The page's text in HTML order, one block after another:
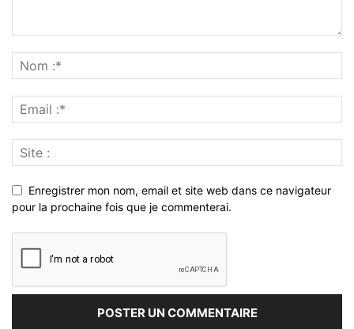
Enregistrer mon nom, email et site web dans ce navigateur
pour la prochaine fois que je commenterai.